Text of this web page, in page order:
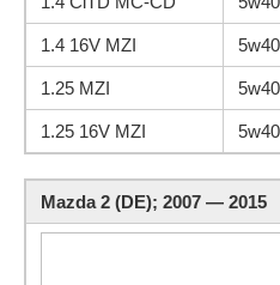
1.4 16V MZI
1.25 MZI
1.25 16V MZI
Mazda 2 (DE); 2007 — 2015